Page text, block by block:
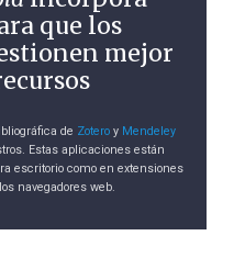
que los
mejor
de Zoteroy Mendeley
Estas aplicaciones están
escritorio como en extensiones
navegadores web.